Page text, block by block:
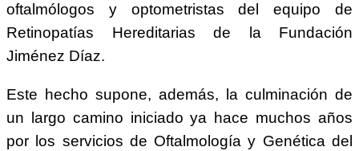
oftalmólogos y optometristas del equipo de
Retinopatías Hereditarias de la Fundación
Jiménez Díaz.
Este hecho supone, además, la culminación de
un largo camino iniciado ya hace muchos años
por los servicios de Oftalmología y Genética del